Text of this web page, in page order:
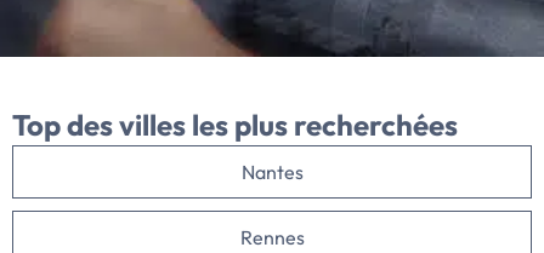
Top des villes les plus recherchées
Nantes
Rennes